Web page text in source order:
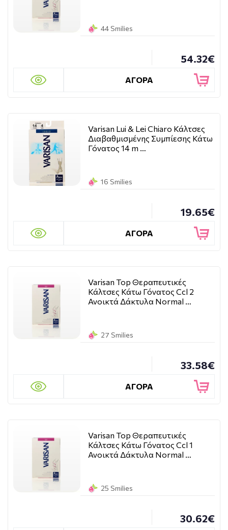
44 Smilies
54.32€
ΑΓΟΡΑ
Varisan Lui & Lei Chiaro Κάλτσες
Διαβαθμισμένης Συμπίεσης Κάτω
Γόνατος 14 m …
16 Smilies
19.65€
ΑΓΟΡΑ
Varisan Top Θεραπευτικές
Κάλτσες Κάτω Γόνατος Ccl 2
Ανοικτά Δάκτυλα Normal …
27 Smilies
33.58€
ΑΓΟΡΑ
Varisan Top Θεραπευτικές
Κάλτσες Κάτω Γόνατος Ccl 1
Ανοικτά Δάκτυλα Normal …
25 Smilies
30.62€